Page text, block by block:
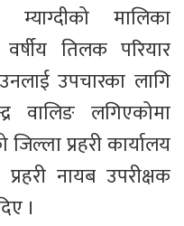
म्याग्दीको मालिका
तिलक परियार
उपचारका लागि
वालिङ लगिएकोमा
प्रहरी कार्यालय
नायब उपरीक्षक
।